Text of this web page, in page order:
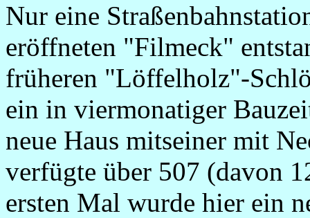
Nur eine
eröffneten "Filmeck"
früheren "Löffelholz"-
ein in viermonatiger
neue Haus mitseiner mit
verfügte über 507 (davon
ersten Mal wurde hier ein